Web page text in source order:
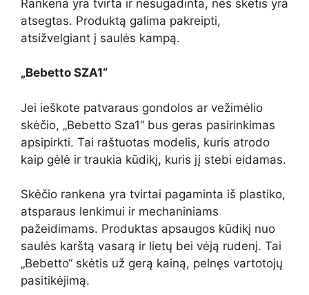
Rankena yra tvirta ir nesugadinta, nes skėtis yra
atsegtas. Produktą galima pakreipti,
atsižvelgiant į saulės kampą.
„Bebetto SZA1“
Jei ieškote patvaraus gondolos ar vežimėlio
skėčio, „Bebetto Sza1“ bus geras pasirinkimas
apsipirkti. Tai raštuotas modelis, kuris atrodo
kaip gėlė ir traukia kūdikį, kuris jį stebi eidamas.
Skėčio rankena yra tvirtai pagaminta iš plastiko,
atsparaus lenkimui ir mechaniniams
pažeidimams. Produktas apsaugos kūdikį nuo
saulės karštą vasarą ir lietų bei vėją rudenį. Tai
„Bebetto“ skėtis už gerą kainą, pelnęs vartotojų
pasitikėjimą.